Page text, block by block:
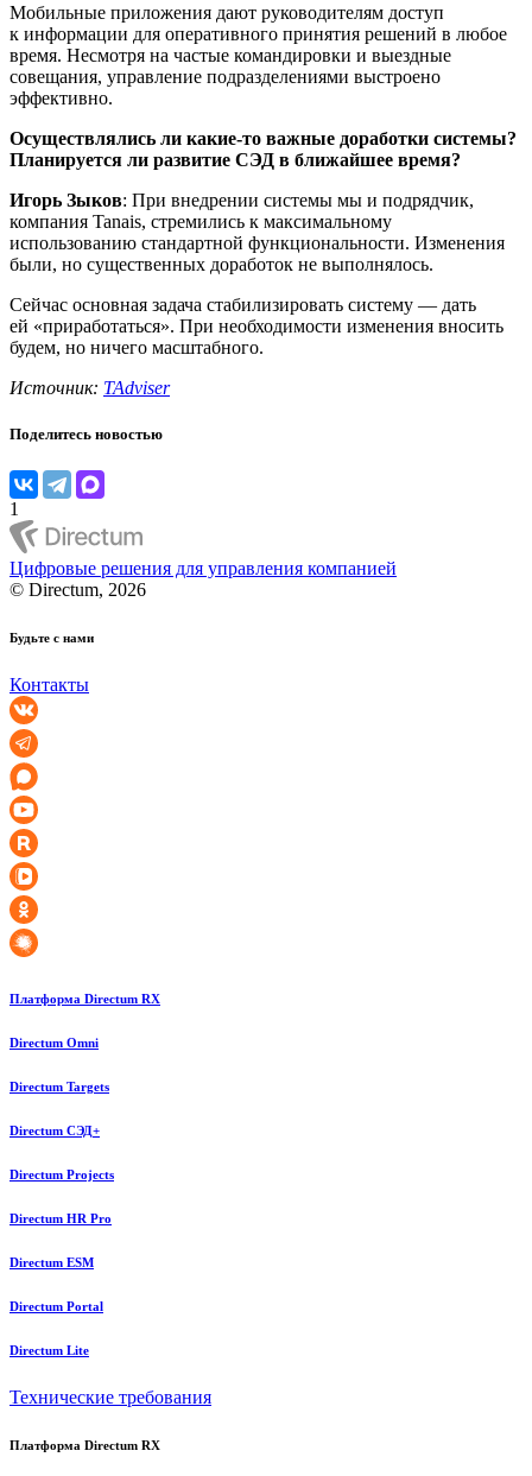
Мобильные приложения дают руководителям доступ
к информации для оперативного принятия решений в любое
время. Несмотря на частые командировки и выездные
совещания, управление подразделениями выстроено
эффективно.
Осуществлялись ли какие-то важные доработки системы?
Планируется ли развитие СЭД в ближайшее время?
Игорь Зыков: При внедрении системы мы и подрядчик,
компания Tanais, стремились к максимальному
использованию стандартной функциональности. Изменения
были, но существенных доработок не выполнялось.
Сейчас основная задача стабилизировать систему — дать
ей «приработаться». При необходимости изменения вносить
будем, но ничего масштабного.
Источник: TAdviser
Поделитесь новостью
1
Цифровые решения для управления компанией
© Directum, 2026
Будьте с нами
Контакты
Платформа Directum RX
Directum Omni
Directum Targets
Directum СЭД+
Directum Projects
Directum HR Pro
Directum ESM
Directum Portal
Directum Lite
Технические требования
Платформа Directum RX